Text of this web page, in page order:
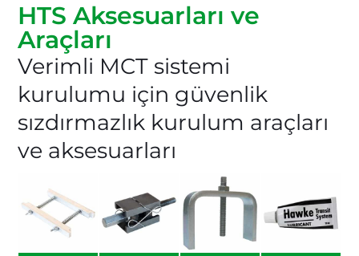
HTS Aksesuarları ve
Araçları
Verimli MCT sistemi
kurulumu için güvenlik
sızdırmazlık kurulum araçları
ve aksesuarları